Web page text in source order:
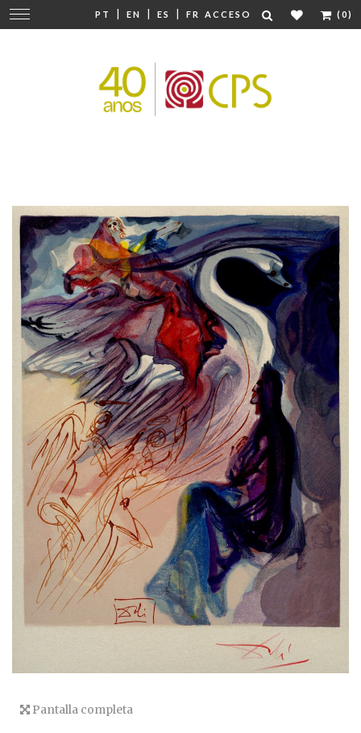
PT | EN | ES | FR ACCESO (0)
Cambiar
navegación
Pantalla completa